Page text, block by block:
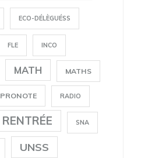
ECO-DÉLÈGUÉSS
FLE INCO
MATH MATHS
PRONOTE RADIO
RENTRÉE SNA
UNSS